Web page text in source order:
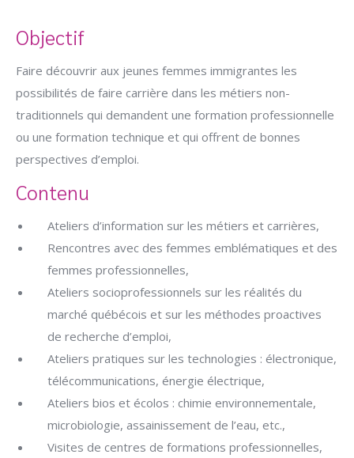
Objectif
Faire découvrir aux jeunes femmes immigrantes les
possibilités de faire carrière dans les métiers non-
traditionnels qui demandent une formation professionnelle
ou une formation technique et qui offrent de bonnes
perspectives d’emploi.
Contenu
Ateliers d’information sur les métiers et carrières,
Rencontres avec des femmes emblématiques et des
femmes professionnelles,
Ateliers socioprofessionnels sur les réalités du
marché québécois et sur les méthodes proactives
de recherche d’emploi,
Ateliers pratiques sur les technologies : électronique,
télécommunications, énergie électrique,
Ateliers bios et écolos : chimie environnementale,
microbiologie, assainissement de l’eau, etc.,
Visites de centres de formations professionnelles,